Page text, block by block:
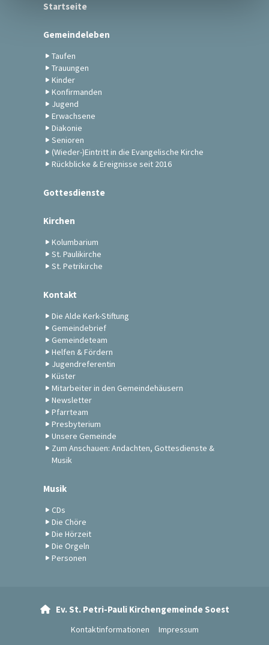
Startseite
Gemeindeleben
Taufen
Trauungen
Kinder
Konfirmanden
Jugend
Erwachsene
Diakonie
Senioren
(Wieder-)Eintritt in die Evangelische Kirche
Rückblicke & Ereignisse seit 2016
Gottesdienste
Kirchen
Kolumbarium
St. Paulikirche
St. Petrikirche
Kontakt
Die Alde Kerk-Stiftung
Gemeindebrief
Gemeindeteam
Helfen & Fördern
Jugendreferentin
Küster
Mitarbeiter in den Gemeindehäusern
Newsletter
Pfarrteam
Presbyterium
Unsere Gemeinde
Zum Anschauen: Andachten, Gottesdienste &
Musik
Musik
CDs
Die Chöre
Die Hörzeit
Die Orgeln
Personen
Ev. St. Petri-Pauli Kirchengemeinde Soest
Kontaktinformationen Impressum